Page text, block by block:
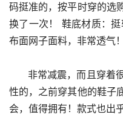
码挺准的，按平时穿的选
换了一次！ 鞋底材质：挺
布面网子面料，非常透气！
性的，之前穿其他的鞋子
会，值得拥有！款式也出